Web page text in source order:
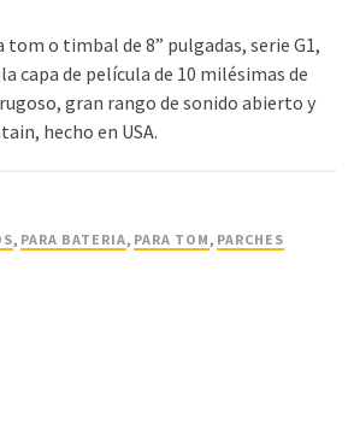
tom o timbal de 8” pulgadas, serie G1,
capa de película de 10 milésimas de
gran rango de sonido abierto y
hecho en USA.
, PARA BATERIA, PARA TOM, PARCHES